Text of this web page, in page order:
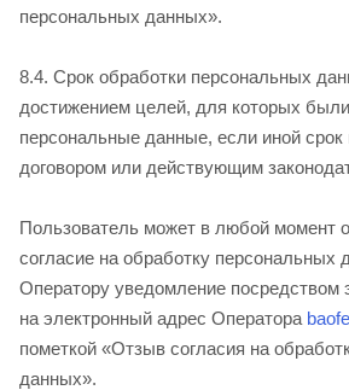
персональных данных».
8.4. Срок обработки персональных
достижением целей, для которых
персональные данные, если иной срок
договором или действующим
Пользователь может в любой момент
согласие на обработку персональных
Оператору уведомление посредством
на электронный адрес Оператора
пометкой «Отзыв согласия на
данных».